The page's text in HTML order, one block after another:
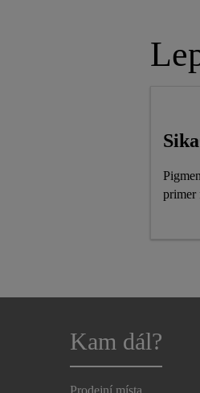
primer
Kam dál?
Prodejní místa